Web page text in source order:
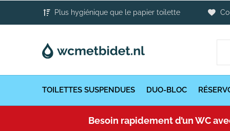
Besoin rapidement d’un WC
TOILETTES SUSPENDUES DUO-BLOC
Plus hygiénique que le papier toilette